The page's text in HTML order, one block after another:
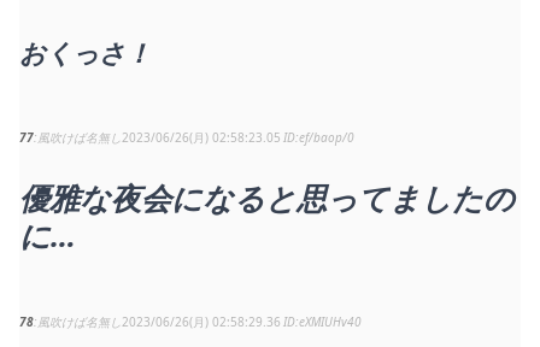
おくっさ！
77 風吹けば名無し 2023/06/26(月) 02:58:23.05 ef/baop/0
優雅な夜会になると思ってましたの
に…
78 風吹けば名無し 2023/06/26(月) 02:58:29.36 eXMIUHv40